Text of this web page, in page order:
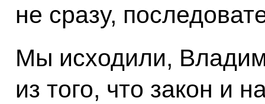
не сразу,
Мы исходили,
из того, что закон и